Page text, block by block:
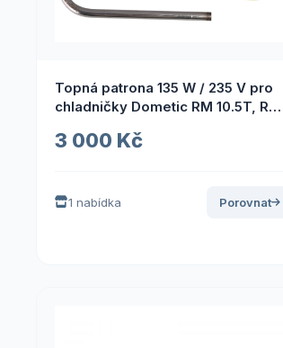
Topná patrona 135 W / 235 V pro
chladničky Dometic RM 10.5T, RMS
3 000 Kč
1 nabídka Porovnat